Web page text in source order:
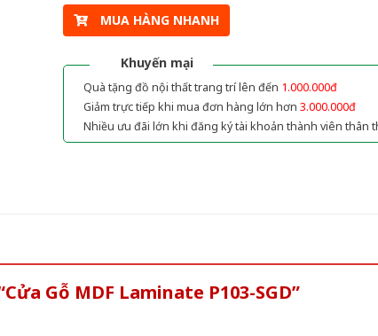
MUA HÀNG NHANH
Khuyến mại
Quà tặng đồ nội thất trang trí lên đến 1.000.000đ
Giảm trực tiếp khi mua đơn hàng lớn hơn 3.000.000đ
Nhiều ưu đãi lớn khi đăng ký tài khoản thành viên thân
Gỗ MDF Laminate P103-SGD”